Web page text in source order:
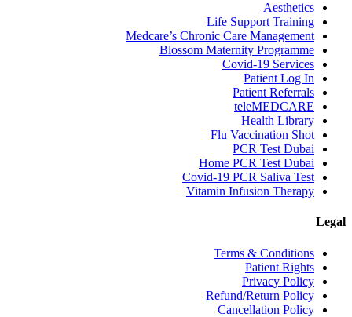
Aesthetics
Life Support Training
Medcare’s Chronic Care Management
Blossom Maternity Programme
Covid-19 Services
Patient Log In
Patient Referrals
teleMEDCARE
Health Library
Flu Vaccination Shot
PCR Test Dubai
Home PCR Test Dubai
Covid-19 PCR Saliva Test
Vitamin Infusion Therapy
Legal
Terms & Conditions
Patient Rights
Privacy Policy
Refund/Return Policy
Cancellation Policy